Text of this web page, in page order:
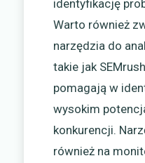
identyfikację
Warto również
narzędzia do
takie jak
pomagają w
wysokim
konkurencji.
również na